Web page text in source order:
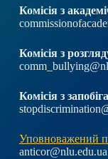
Комісія з
Комісія з
Комісія з
Уповноважений
anticor@nlu.edu.ua